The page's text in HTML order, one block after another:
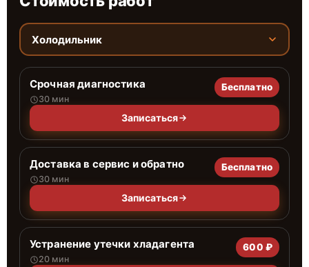
Холодильник
Срочная диагностика
30 мин
Бесплатно
Записаться
Доставка в сервис и обратно
30 мин
Бесплатно
Записаться
Устранение утечки хладагента
20 мин
600 ₽